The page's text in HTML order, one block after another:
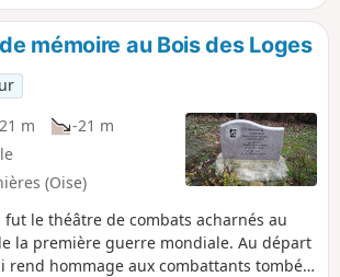
mémoire au Bois des Loges
m
-21 m
(Oise)
fut le théâtre de combats acharnés au
la première guerre mondiale. Au départ
rend hommage aux combattants tombés